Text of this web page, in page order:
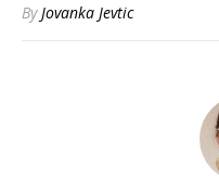
ByJovanka Jevtic